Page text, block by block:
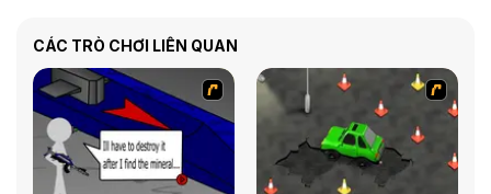
CÁC TRÒ CHƠI LIÊN QUAN